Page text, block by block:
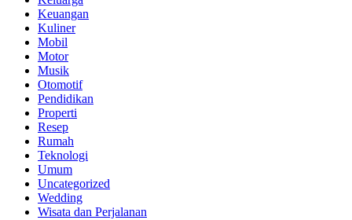
Keuangan
Kuliner
Mobil
Motor
Musik
Otomotif
Pendidikan
Properti
Resep
Rumah
Teknologi
Umum
Uncategorized
Wedding
Wisata dan Perjalanan